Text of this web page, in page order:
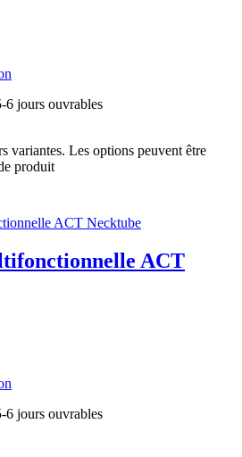
6 jours ouvrables
variantes. Les options peuvent être
produit
ACT
6 jours ouvrables